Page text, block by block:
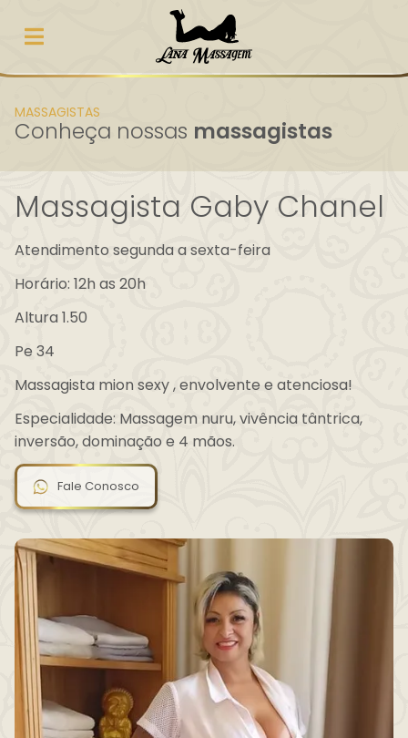
MASSAGISTAS
Conheça nossas massagistas
Massagista Gaby Chanel
Atendimento segunda a sexta-feira
Horário: 12h as 20h
Altura 1.50
Pe 34
Massagista mion sexy , envolvente e atenciosa!
Especialidade: Massagem nuru, vivência tântrica,
inversão, dominação e 4 mãos.
Fale Conosco